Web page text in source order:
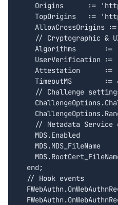
Origins      :=
TopOrigins   :=
AllowCrossOrigins
// Cryptographic &
Algorithms       :=
UserVerification :=
Attestation      :=
TimeoutMS        :=
// Challenge
// Metadata Service
MDS.Enabled
MDS.MDS_FileName
  end;
  // Hook events